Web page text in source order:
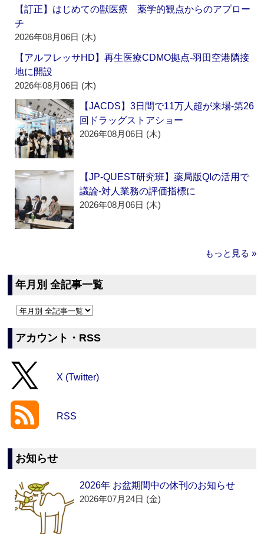
【訂正】はじめての獣医療 薬学的観点からのアプロー
チ
2026年08月06日 (木)
【アルフレッサHD】再生医療CDMO拠点‐羽田空港隣接
地に開設
2026年08月06日 (木)
【JACDS】3日間で11万人超が来場‐第26
回ドラッグストアショー
2026年08月06日 (木)
【JP-QUEST研究班】薬局版QIの活用で
議論‐対人業務の評価指標に
2026年08月06日 (木)
もっと見る »
年月別 全記事一覧
アカウント・RSS
X (Twitter)
RSS
お知らせ
2026年 お盆期間中の休刊のお知らせ
2026年07月24日 (金)